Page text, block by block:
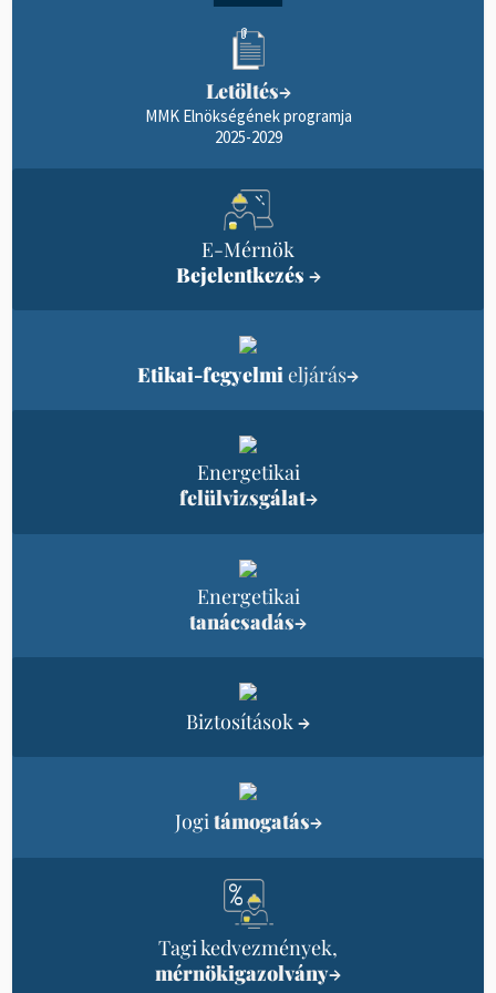
Letöltés→
MMK Elnökségének programja
2025-2029
E-Mérnök
Bejelentkezés →
Etikai-fegyelmieljárás→
Energetikai
felülvizsgálat→
Energetikai
tanácsadás→
Biztosítások→
Jogitámogatás→
Tagi kedvezmények,
mérnökigazolvány→